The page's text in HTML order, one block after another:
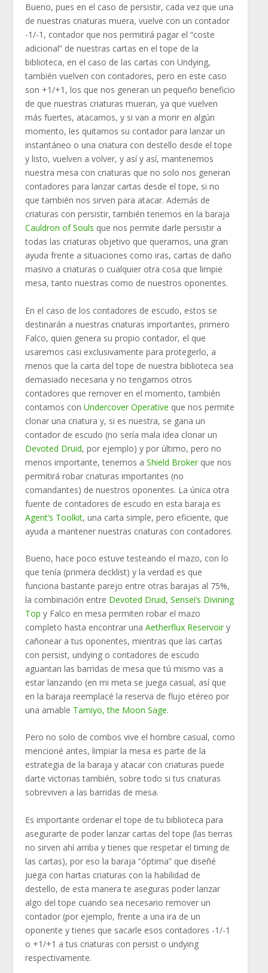
Bueno, pues en el caso de persistir, cada vez que una
de nuestras criaturas muera, vuelve con un contador
-1/-1, contador que nos permitirá pagar el “coste
adicional” de nuestras cartas en el tope de la
biblioteca, en el caso de las cartas con Undying,
también vuelven con contadores, pero en este caso
son +1/+1, los que nos generan un pequeño beneficio
de que nuestras criaturas mueran, ya que vuelven
más fuertes, atacamos, y si van a morir en algún
momento, les quitamos su contador para lanzar un
instantáneo o una criatura con destello desde el tope
y listo, vuelven a volver, y así y así, mantenemos
nuestra mesa con criaturas que no solo nos generan
contadores para lanzar cartas desde el tope, si no
que también nos sirven para atacar. Además de
criaturas con persistir, también tenemos en la baraja
Cauldron of Souls que nos permite darle persistir a
todas las criaturas objetivo que queramos, una gran
ayuda frente a situaciones como iras, cartas de daño
masivo a criaturas o cualquier otra cosa que limpie
mesa, tanto nuestras como de nuestros oponentes.
En el caso de los contadores de escudo, estos se
destinarán a nuestras criaturas importantes, primero
Falco, quien genera su propio contador, el que
usaremos casi exclusivamente para protegerlo, a
menos que la carta del tope de nuestra biblioteca sea
demasiado necesaria y no tengamos otros
contadores que remover en el momento, también
contamos conUndercover Operative que nos permite
clonar una criatura y, si es nuestra, se gana un
contador de escudo (no sería mala idea clonar un
Devoted Druid, por ejemplo) y por último, pero no
menos importante, tenemos aShield Broker que nos
permitirá robar criaturas importantes (no
comandantes) de nuestros oponentes. La única otra
fuente de contadores de escudo en esta baraja es
Agent’s Toolkit, una carta simple, pero eficiente, que
ayuda a mantener nuestras criaturas con contadores.
Bueno, hace poco estuve testeando el mazo, con lo
que tenía (primera decklist) y la verdad es que
funciona bastante parejo entre otras barajas al 75%,
la combinación entre Devoted Druid,Sensei’s Divining
Top y Falco en mesa permiten robar el mazo
completo hasta encontrar unaAetherflux Reservoir y
cañonear a tus oponentes, mientras que las cartas
con persist, undying o contadores de escudo
aguantan las barridas de mesa que tú mismo vas a
estar lanzando (en mi meta se juega casual, así que
en la baraja reemplacé la reserva de flujo etéreo por
una amable Tamiyo, the Moon Sage.
Pero no solo de combos vive el hombre casual, como
mencioné antes, limpiar la mesa es parte de la
estrategia de la baraja y atacar con criaturas puede
darte victorias también, sobre todo si tus criaturas
sobreviven a las barridas de mesa.
Es importante ordenar el tope de tu biblioteca para
asegurarte de poder lanzar cartas del tope (las tierras
no sirven ahí arriba y tienes que respetar el timing de
las cartas), por eso la baraja “óptima” que diseñé
juega con hartas criaturas con la habilidad de
destello, de esta manera te aseguras poder lanzar
algo del tope cuando sea necesario remover un
contador (por ejemplo, frente a una ira de un
oponente y tienes que sacarle esos contadores -1/-1
o +1/+1 a tus criaturas con persist o undying
respectivamente.